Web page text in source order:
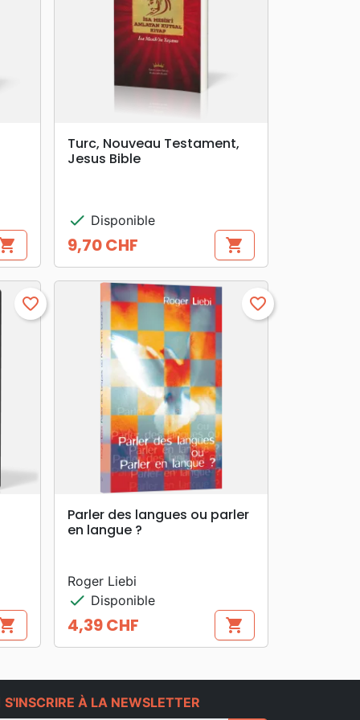
search APERÇU RAPIDE
Turc, Nouveau Testament,
Jesus Bible
check Disponible
Prix
9,70 CHF shopping_cart
favorite_border
search APERÇU RAPIDE
favorite_border
Parler des langues ou parler
en langue ?
Roger Liebi
check Disponible
Prix
4,39 CHF shopping_cart
S'INSCRIRE À LA NEWSLETTER